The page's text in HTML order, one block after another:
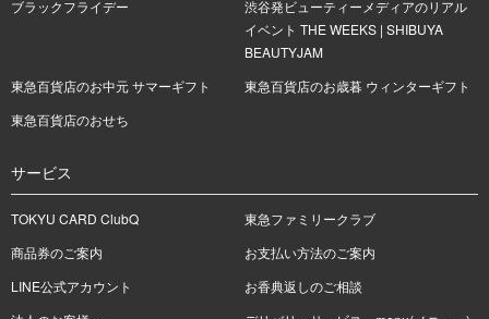
ブラックフライデー
渋谷発ビューティーメディアのリアル
イベント THE WEEKS | SHIBUYA
BEAUTYJAM
東急百貨店のお中元 サマーギフト
東急百貨店のお歳暮 ウィンターギフト
東急百貨店のおせち
サービス
TOKYU CARD ClubQ
東急ファミリークラブ
商品券のご案内
お支払い方法のご案内
LINE公式アカウント
お香典返しのご相談